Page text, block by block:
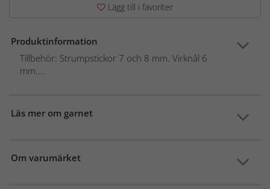
Lägg till i favoriter
Produktinformation
Tillbehör: Strumpstickor 7 och 8 mm. Virknål 6
mm....
Läs mer om garnet
Om varumärket